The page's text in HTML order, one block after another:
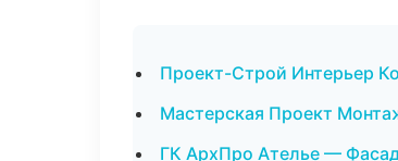
Проект-Строй Интерьер
Мастерская Проект
ГК АрхПро Ателье —